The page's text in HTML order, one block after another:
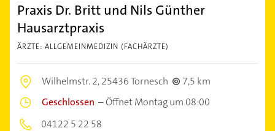
Praxis Dr. Britt und Nils Günther
Hausarztpraxis
ÄRZTE: ALLGEMEINMEDIZIN (FACHÄRZTE)
Wilhelmstr. 2,25436 Tornesch
7,5 km
Geschlossen –Öffnet Montag um 08:00
04122 5 22 58